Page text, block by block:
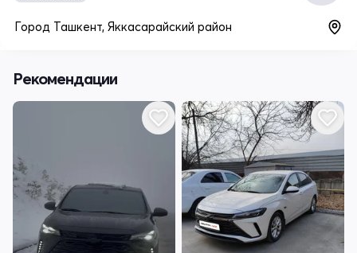
Город Ташкент, Яккасарайский район
Рекомендации